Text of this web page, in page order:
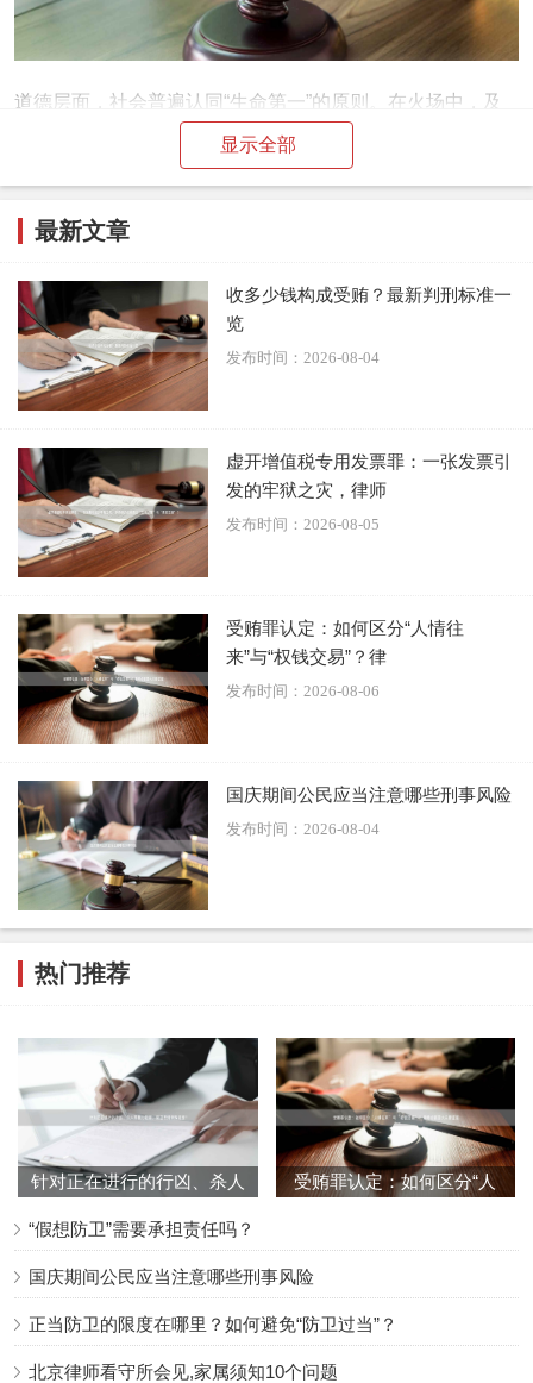
道德层面，社会普遍认同“生命第一”的原则。在火场中，及
时逃生优先于财物保全，这不仅是个体权利，也是社会责任
——延误逃生可能加剧救援负担。公众应避免因小失大，但
性、损坏程度等。建议逃生者保留证据（如火灾报告、现场
照片），并通过物业或消防部门协调。多数情况下，保险公
司可覆盖此类损失（如家庭财产险或公共责任险），但需提
前投保。
总之，火灾破窗逃生通常无需赔偿，但理性处理后续事宜有
助于维护社会和谐。公众应加强消防意识，熟悉逃生路线，
减少对财物的依赖——毕竟，生命无价。
显示全部
最新文章
收多少钱构成受贿？最新判刑标准一
览
发布时间：2026-08-04
虚开增值税专用发票罪：一张发票引
发的牢狱之灾，律师
发布时间：2026-08-05
受贿罪认定：如何区分“人情往
来”与“权钱交易”？律
发布时间：2026-08-06
国庆期间公民应当注意哪些刑事风险
发布时间：2026-08-04
热门推荐
针对正在进行的行凶、杀人
规
受贿罪认定：如何区分“人
“假想防卫”需要承担责任吗？
国庆期间公民应当注意哪些刑事风险
正当防卫的限度在哪里？如何避免“防卫过当”？
北京律师看守所会见,家属须知10个问题